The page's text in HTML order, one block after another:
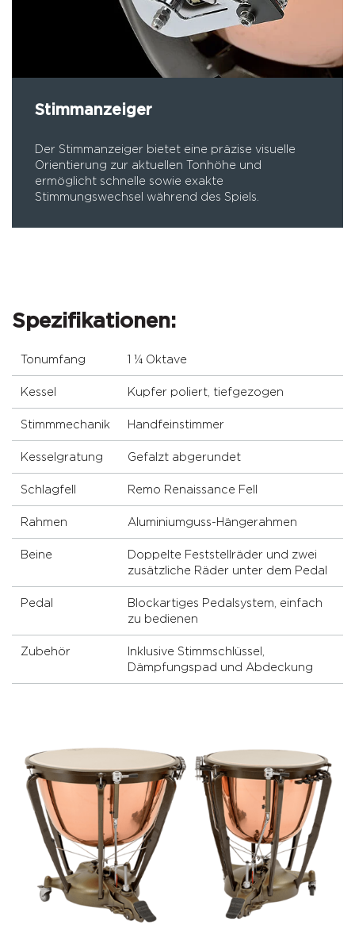
Stimmanzeiger
Der Stimmanzeiger bietet eine präzise visuelle
Orientierung zur aktuellen Tonhöhe und
ermöglicht schnelle sowie exakte
Stimmungswechsel während des Spiels.
Spezifikationen:
Tonumfang 1 ¼ Oktave
Kessel Kupfer poliert, tiefgezogen
Stimmmechanik Handfeinstimmer
Kesselgratung Gefalzt abgerundet
Schlagfell Remo Renaissance Fell
Rahmen Aluminiumguss-Hängerahmen
Beine
Doppelte Feststellräder und zwei
zusätzliche Räder unter dem Pedal
Pedal
Blockartiges Pedalsystem, einfach
zu bedienen
Zubehör
Inklusive Stimmschlüssel,
Dämpfungspad und Abdeckung